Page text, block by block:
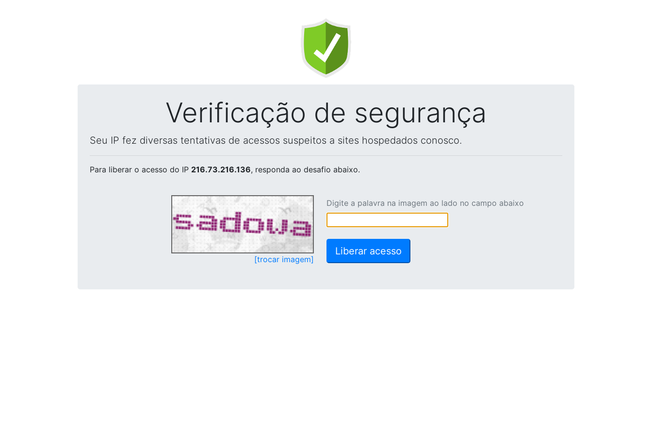
Verificação de segurança
Seu IP fez diversas tentativas de acessos suspeitos a sites hospedados conosco.
Para liberar o acesso do IP 216.73.216.136, responda ao desafio abaixo.
[trocar imagem]
Digite a palavra na imagem ao lado no campo abaixo